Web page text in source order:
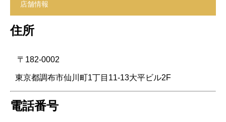
店舗情報
住所
〒182-0002
東京都調布市仙川町1丁目11-13大平ビル2F
電話番号